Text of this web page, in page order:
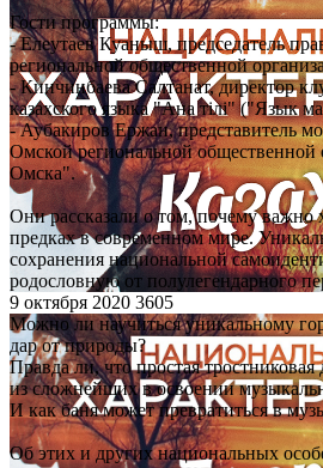
Гости программы:
- Елеутаев Куаныш, председатель
региональной общественной
- Кинчинбаева Салтанат, директор
казахского языка "Ана тiлi" ("Язык
- Аубакиров Ержан, представитель
Омской региональной общественной
Омска".
Они рассказали о том, почему важно
предках в современном мире.
сохранения национальной
родословную от полулегендарного
9 октября 2020 3605
Можно ли научиться уникальному
дар от природы?
Правда ли, что простая тростниковая
из сложнейших в освоении
И как баня может превратиться в
Об этих и других национальных